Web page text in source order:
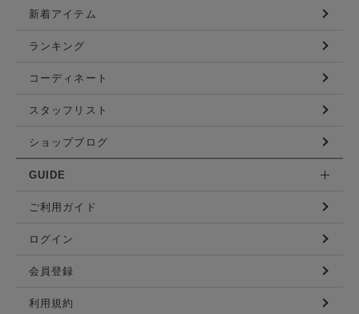
新着アイテム
ランキング
コーディネート
スタッフリスト
ショップブログ
GUIDE
ご利用ガイド
ログイン
会員登録
利用規約